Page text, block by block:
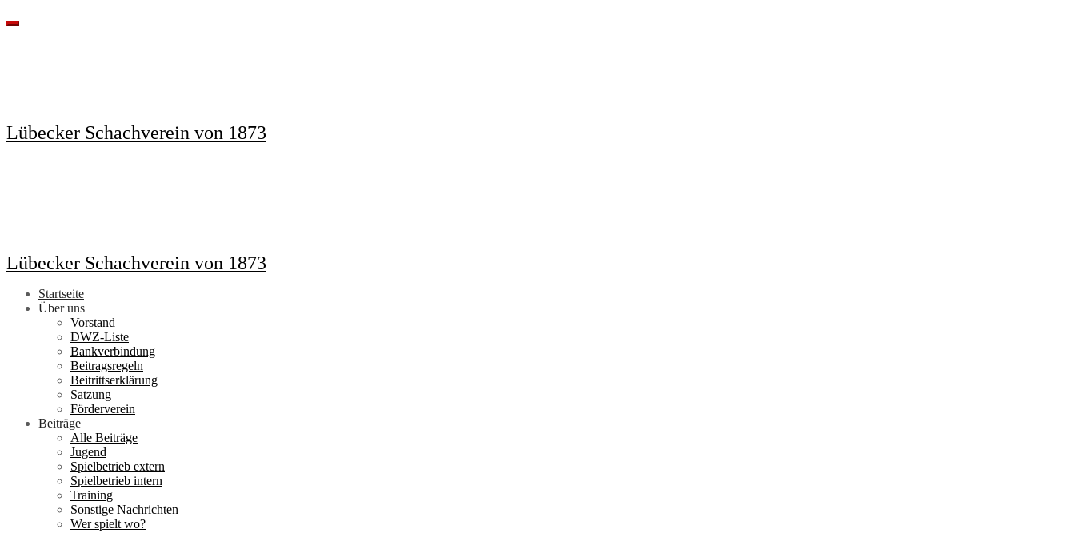
Lübecker Schachverein von 1873
Lübecker Schachverein von 1873
Startseite
Über uns
Vorstand
DWZ-Liste
Bankverbindung
Beitragsregeln
Beitrittserklärung
Satzung
Förderverein
Beiträge
Alle Beiträge
Jugend
Spielbetrieb extern
Spielbetrieb intern
Training
Sonstige Nachrichten
Wer spielt wo?